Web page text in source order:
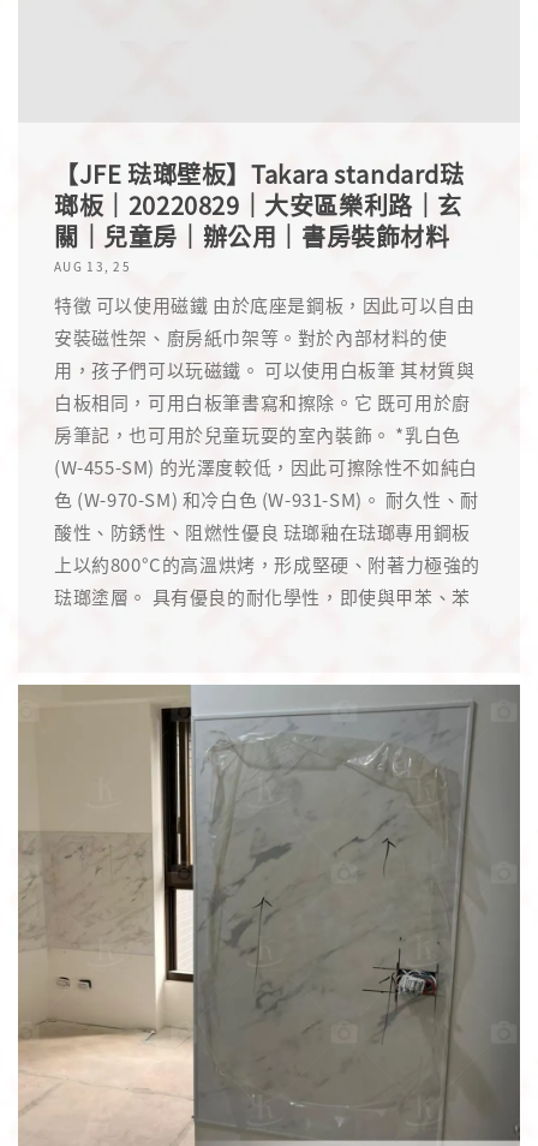
【JFE 琺瑯壁板】Takara standard琺
瑯板｜20220829｜大安區樂利路｜玄
關｜兒童房｜辦公用｜書房裝飾材料
AUG 13, 25
特徵 可以使用磁鐵 由於底座是鋼板，因此可以自由
安裝磁性架、廚房紙巾架等。對於內部材料的使
用，孩子們可以玩磁鐵。 可以使用白板筆 其材質與
白板相同，可用白板筆書寫和擦除。它 既可用於廚
房筆記，也可用於兒童玩耍的室內裝飾。 *乳白色
(W-455-SM) 的光澤度較低，因此可擦除性不如純白
色 (W-970-SM) 和冷白色 (W-931-SM)。 耐久性、耐
酸性、防銹性、阻燃性優良 琺瑯釉在琺瑯專用鋼板
上以約800°C的高溫烘烤，形成堅硬、附著力極強的
琺瑯塗層。 具有優良的耐化學性，即使與甲苯、苯